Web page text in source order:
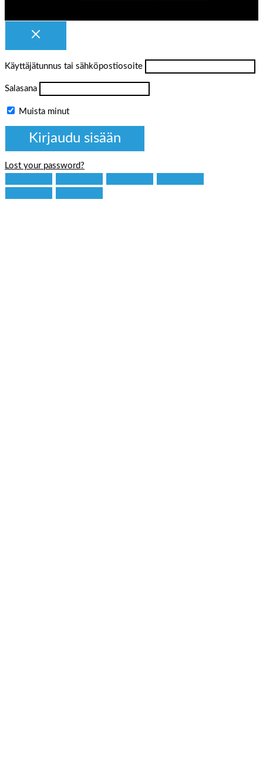
Käyttäjätunnus tai sähköpostiosoite
Salasana
Muista minut
Lost your password?